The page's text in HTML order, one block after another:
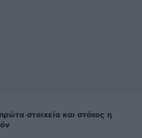
στοιχεία και στόχος η